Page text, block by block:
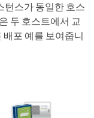
턴스가 동일한 호스
두 호스트에서 교
포 예를 보여줍니